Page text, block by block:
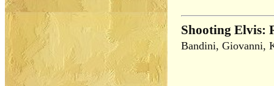
Shooting Elvis:
Bandini, Giovanni,